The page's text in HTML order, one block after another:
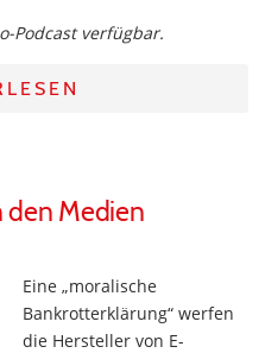
Podcast verfügbar.
den Medien
Eine „moralische
Bankrotterklärung“ werfen
die Hersteller von E-